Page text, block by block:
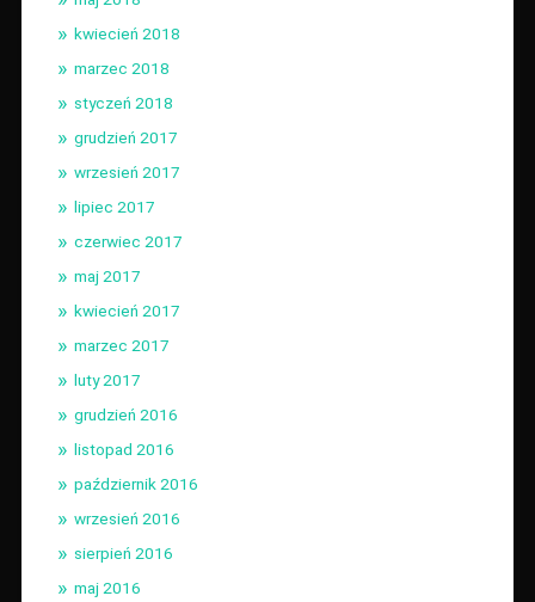
kwiecień 2018
marzec 2018
styczeń 2018
grudzień 2017
wrzesień 2017
lipiec 2017
czerwiec 2017
maj 2017
kwiecień 2017
marzec 2017
luty 2017
grudzień 2016
listopad 2016
październik 2016
wrzesień 2016
sierpień 2016
maj 2016